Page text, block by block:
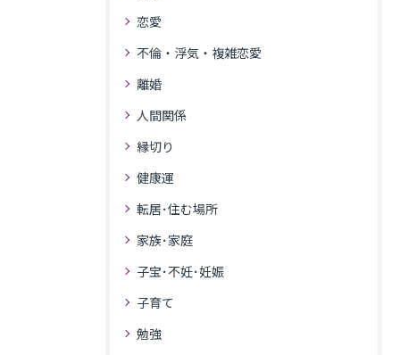
恋愛
不倫・浮気・複雑恋愛
離婚
人間関係
縁切り
健康運
転居･住む場所
家族･家庭
子宝･不妊･妊娠
子育て
勉強